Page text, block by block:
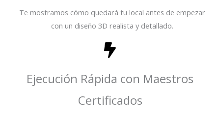
Te mostramos cómo quedará tu local antes de empezar
con un diseño 3D realista y detallado.
Ejecución Rápida con Maestros
Certificados